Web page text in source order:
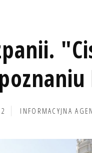
INFORMACYJNA